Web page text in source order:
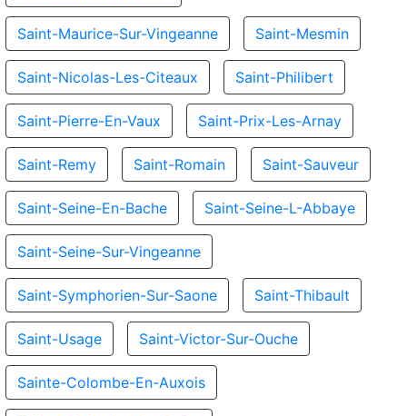
Saint-Maurice-Sur-Vingeanne Saint-Mesmin
Saint-Nicolas-Les-Citeaux Saint-Philibert
Saint-Pierre-En-Vaux Saint-Prix-Les-Arnay
Saint-Remy Saint-Romain Saint-Sauveur
Saint-Seine-En-Bache Saint-Seine-L-Abbaye
Saint-Seine-Sur-Vingeanne
Saint-Symphorien-Sur-Saone Saint-Thibault
Saint-Usage Saint-Victor-Sur-Ouche
Sainte-Colombe-En-Auxois